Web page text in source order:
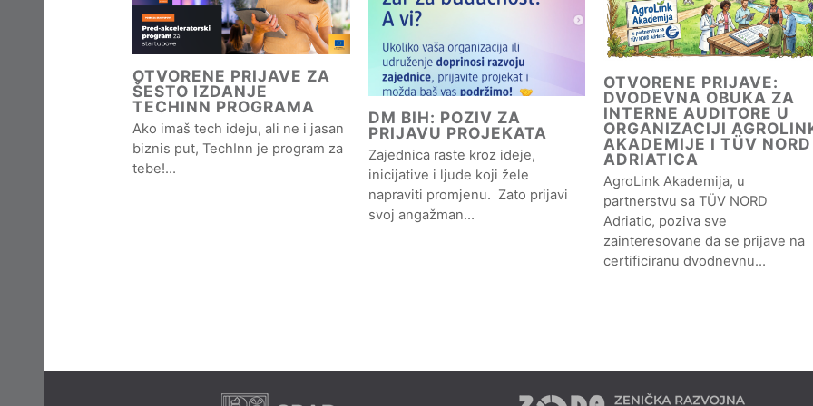
OTVORENE PRIJAVE ZA
ŠESTO IZDANJE
TECHINN PROGRAMA
Ako imaš tech ideju, ali ne i jasan
biznis put, TechInn je program za
tebe!…
DM BIH: POZIV ZA
PRIJAVU PROJEKATA
Zajednica raste kroz ideje,
inicijative i ljude koji žele
napraviti promjenu. Zato prijavi
svoj angažman…
OTVORENE PRIJAVE:
DVODEVNA OBUKA ZA
INTERNE AUDITORE U
ORGANIZACIJI
AKADEMIJE I TÜV NORD
ADRIATICA
AgroLink Akademija, u
partnerstvu sa TÜV NORD
Adriatic, poziva sve
zainteresovane da se prijave na
certificiranu dvodnevnu…